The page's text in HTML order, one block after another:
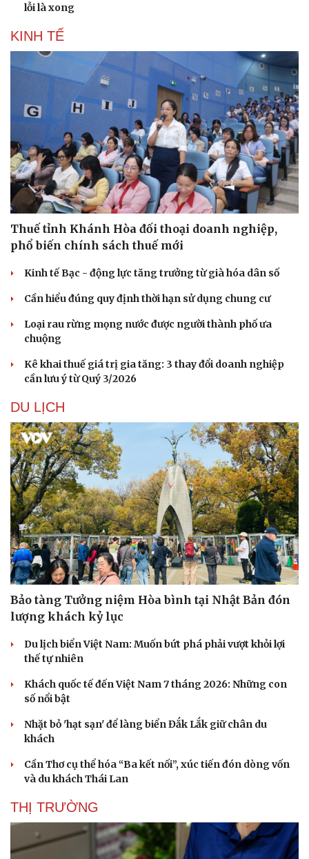
Văn hóa
Sân khấu - Điện ảnh
Văn học
Âm nhạc
Di sản
Giải trí
Nghệ sĩ
Thời trang
Sao Việt
lỗi là xong
KINH TẾ
Thuế tỉnh Khánh Hòa đối thoại doanh nghiệp,
phổ biến chính sách thuế mới
Kinh tế Bạc - động lực tăng trưởng từ già hóa dân số
Cần hiểu đúng quy định thời hạn sử dụng chung cư
Loại rau rừng mọng nước được người thành phố ưa
chuộng
Kê khai thuế giá trị gia tăng: 3 thay đổi doanh nghiệp
cần lưu ý từ Quý 3/2026
DU LỊCH
Bảo tàng Tưởng niệm Hòa bình tại Nhật Bản đón
lượng khách kỷ lục
Du lịch biển Việt Nam: Muốn bứt phá phải vượt khỏi lợi
thế tự nhiên
Khách quốc tế đến Việt Nam 7 tháng 2026: Những con
số nổi bật
Nhặt bỏ 'hạt sạn' để làng biển Đắk Lắk giữ chân du
khách
Cần Thơ cụ thể hóa “Ba kết nối”, xúc tiến đón dòng vốn
và du khách Thái Lan
THỊ TRƯỜNG